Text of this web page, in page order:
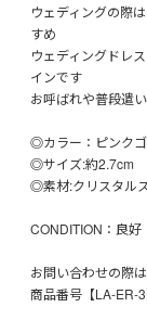
ウェディングの際
すめ
ウェディングドレ
インです
お呼ばれや普段遣
◎カラー：ピンク
◎サイズ:約2.7cm
◎素材:クリスタル
CONDITION：良好
お問い合わせの際は
商品番号【LA-ER-3